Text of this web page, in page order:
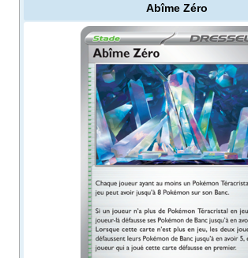
Abîme Zéro